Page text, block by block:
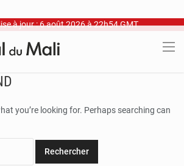
à jour : 6 août 2026 à 22h54 GMT
you’re looking for. Perhaps searching can